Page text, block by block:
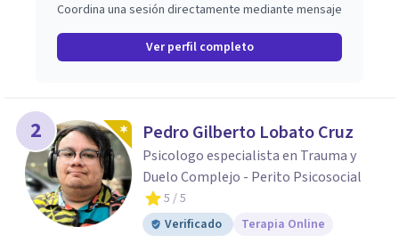
Coordina una sesión directamente mediante mensaje
Ver perfil completo
2 Pedro Gilberto Lobato Cruz
Psicologo especialista en Trauma y
Duelo Complejo - Perito Psicosocial
5 / 5
Verificado
Terapia Online